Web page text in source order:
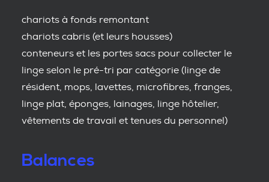
chariots à fonds remontant
chariots cabris (et leurs housses)
conteneurs et les portes sacs pour collecter le
linge selon le pré-tri par catégorie (linge de
résident, mops, lavettes, microfibres, franges,
linge plat, éponges, lainages, linge hôtelier,
vêtements de travail et tenues du personnel)
Balances